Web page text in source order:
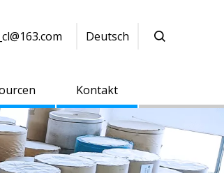
Deutsch
Kontakt